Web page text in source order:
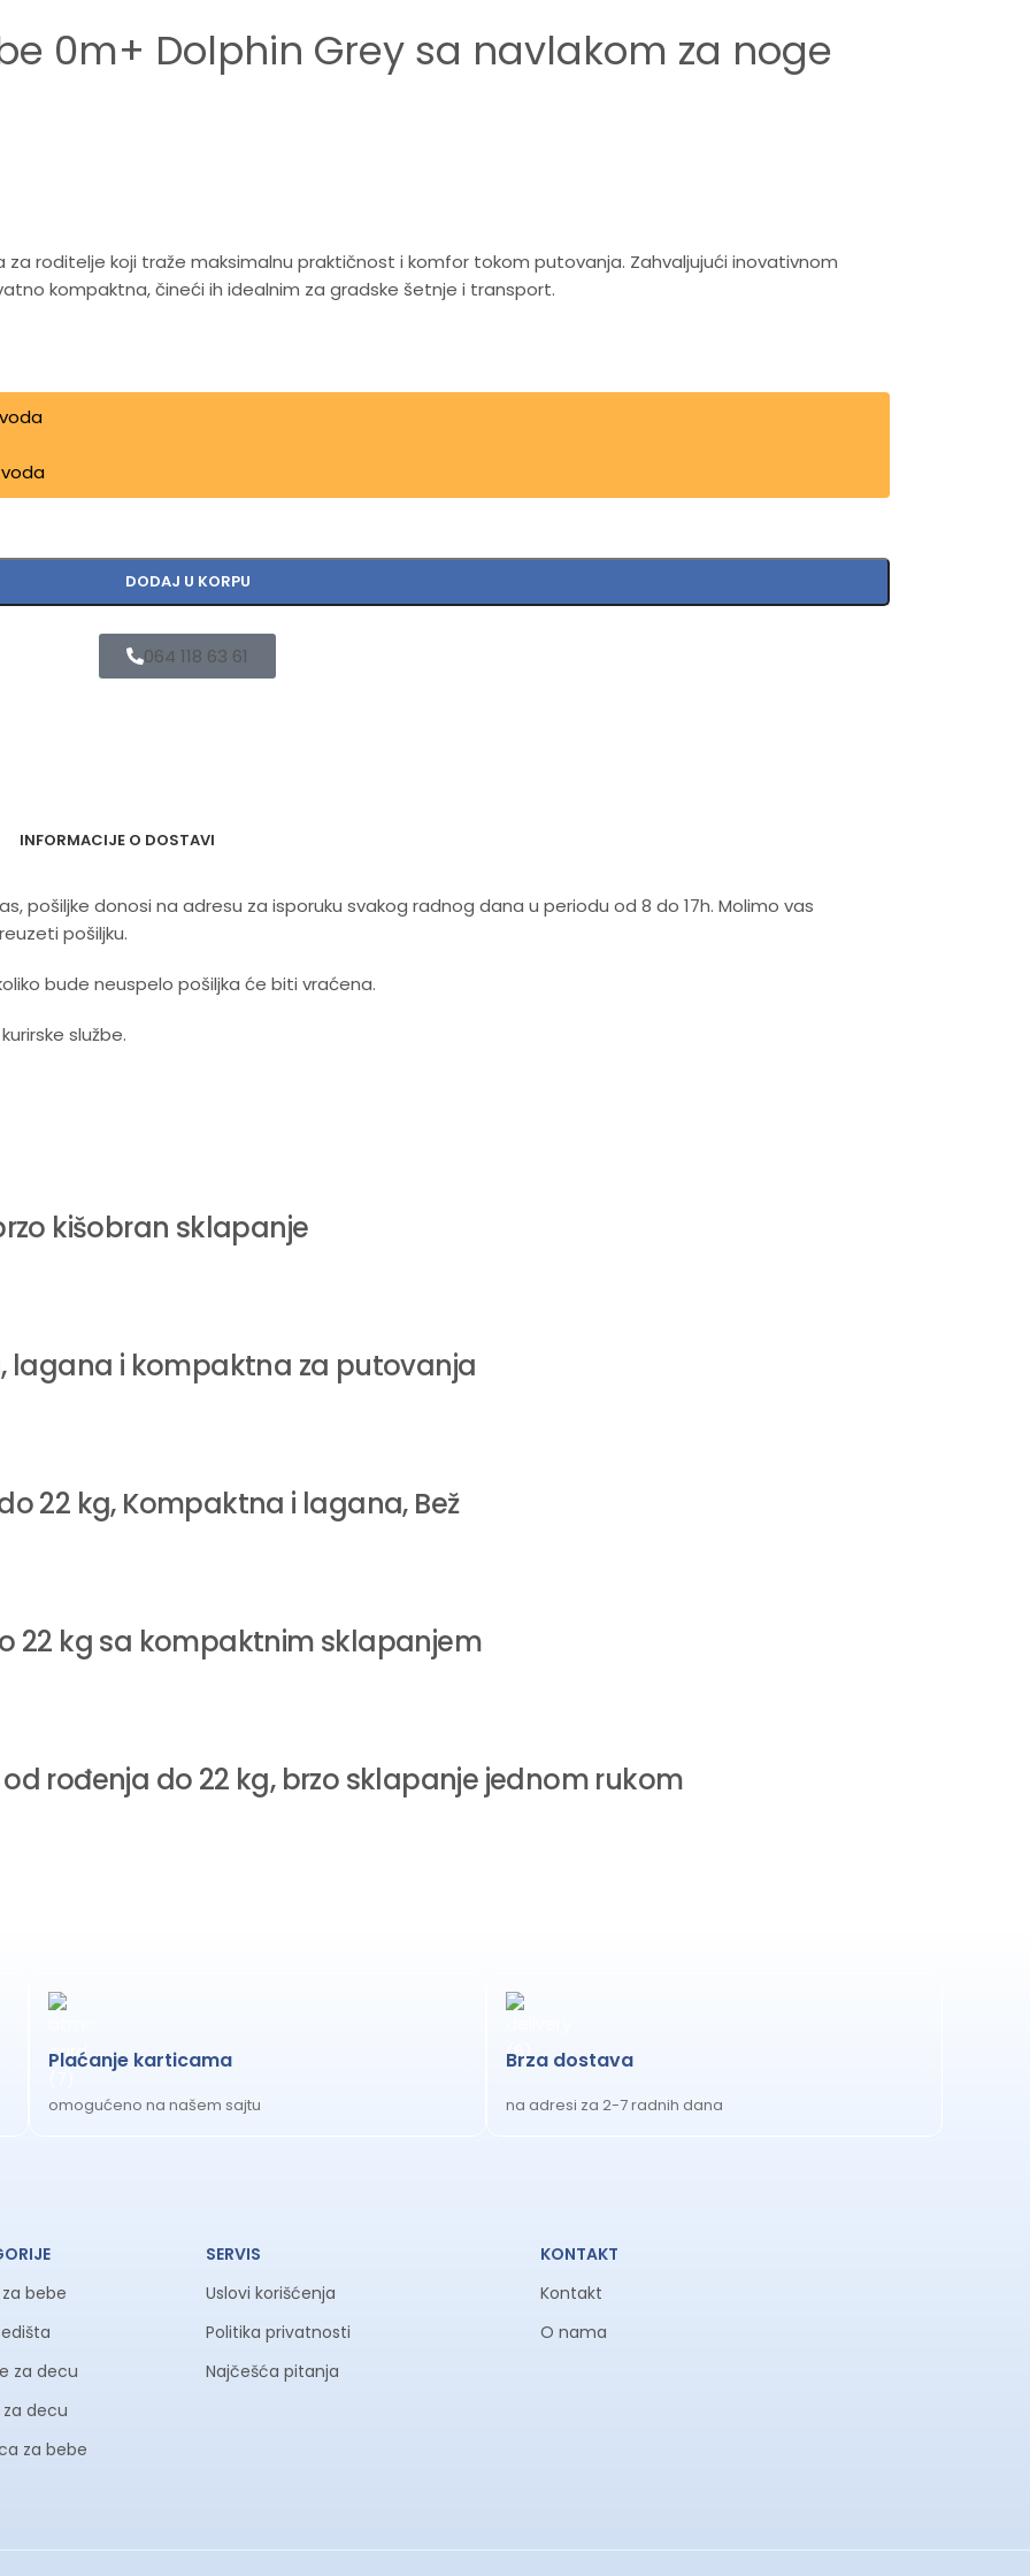
0m+ Dolphin Grey sa navlakom za noge
za roditelje koji traže maksimalnu praktičnost i komfor tokom putovanja. Zahvaljujući inovativnom
kompaktna, čineći ih idealnim za gradske šetnje i transport.
pa sve do težine od 15 kg, pružajući sigurnu podršku u svim fazama ranog razvoja.
u formu kofera, što ih čini savršenim za odlaganje u male prtljažnike ili prenos tokom putovanja.
pruža odličnu zaštitu od sunca i omogućava roditeljima stalni nadzor nad bebom.
102 cm
sa standardnom zakonskom garancijom od 24 meseca na fabričke nedostatke.
DODAJ U KORPU
064 118 63 61
INFORMACIJE O DOSTAVI
pošiljke donosi na adresu za isporuku svakog radnog dana u periodu od 8 do 17h. Molimo vas
pošiljku.
bude neuspelo pošiljka će biti vraćena.
službe.
kišobran sklapanje
lagana i kompaktna za putovanja
22 kg, Kompaktna i lagana, Bež
22 kg sa kompaktnim sklapanjem
rođenja do 22 kg, brzo sklapanje jednom rukom
Plaćanje karticama
omogućeno na našem sajtu
Brza dostava
na adresi za 2-7 radnih dana
bebe
za decu
za decu
za bebe
SERVIS
Uslovi korišćenja
Politika privatnosti
Najčešća pitanja
KONTAKT
Kontakt
O nama